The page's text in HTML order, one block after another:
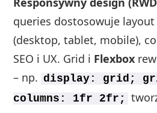
queries dostosowuje layout
(desktop, tablet, mobile),
SEO i UX. Grid i Flexbox
– np. display: grid;
columns: 1fr 2fr;